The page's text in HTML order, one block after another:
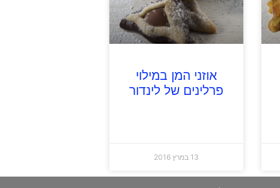
אוזני המן במילוי
פרלינים של לינדור
13 במרץ 2016